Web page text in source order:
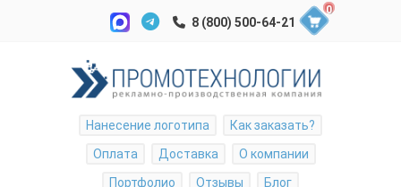
0
Нанесение логотипа
Как заказать?
Оплата
Доставка
О компании
Портфолио
Отзывы
Блог